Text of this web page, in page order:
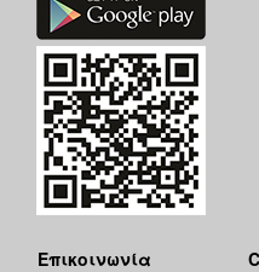
Επικοινωνία